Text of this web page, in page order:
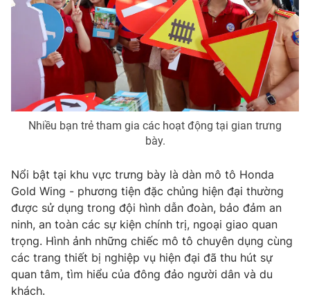
VTV Money VTV Thể thao
VTV Sức khoẻ Bất động sản
Thị trường 24h Tấm lòng Việt
Vươn mình bằng AI
VTV9 VTV8
Liên hệ tòa soạn English
Nhiều bạn trẻ tham gia các hoạt động tại gian trưng
bày.
Nổi bật tại khu vực trưng bày là dàn mô tô Honda
Gold Wing - phương tiện đặc chủng hiện đại thường
được sử dụng trong đội hình dẫn đoàn, bảo đảm an
ninh, an toàn các sự kiện chính trị, ngoại giao quan
trọng. Hình ảnh những chiếc mô tô chuyên dụng cùng
các trang thiết bị nghiệp vụ hiện đại đã thu hút sự
quan tâm, tìm hiểu của đông đảo người dân và du
khách.